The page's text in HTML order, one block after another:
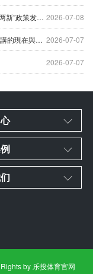
2026-07-08
发力显效）.
2026-07-07
在與未來.
2026-07-07
by 乐投体育官网